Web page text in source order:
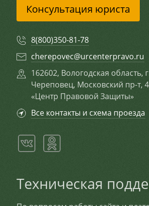
Консультация юриста
8(800)350-81-78
cherepovec@urcenterpravo.ru
162602, Вологодская область,
Череповец, Московский пр-т,
«Центр Правовой Защиты»
Все контакты и схема проезда
Техническая